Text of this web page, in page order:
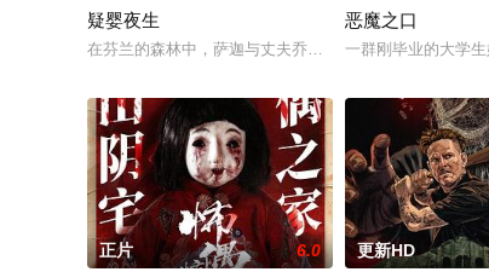
疑婴夜生
在芬兰的森林中，萨迦与丈夫乔恩迎来了为人父母的新
恶魔之口
一群刚毕业的大学
正片 6.0 更新HD